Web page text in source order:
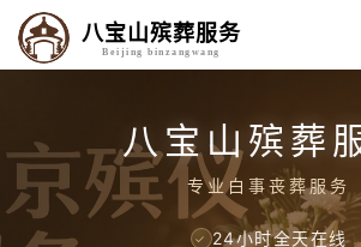
八宝山殡葬服务
Beijing binzangwang
八宝山殡葬
专业白事丧葬服务
✓ 24小时全天在线